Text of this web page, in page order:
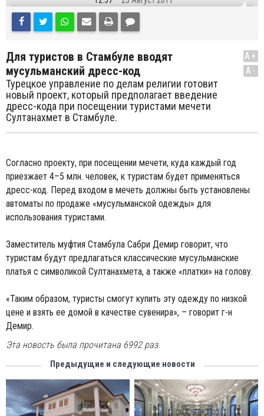
Для туристов в Стамбуле вводят
мусульманский дресс-код
Турецкое управление по делам религии готовит
новый проект, который предполагает введение
дресс-кода при посещении туристами мечети
Султанахмет в Стамбуле.
A+
A-
Согласно проекту, при посещении мечети, куда каждый год
приезжает 4–5 млн. человек, к туристам будет применяться
дресс-код. Перед входом в мечеть должны быть установлены
автоматы по продаже «мусульманской одежды» для
использования туристами.
Заместитель муфтия Стамбула Сабри Демир говорит, что
туристам будут предлагаться классические мусульманские
платья с символикой Султанахмета, а также «платки» на голову.
«Таким образом, туристы смогут купить эту одежду по низкой
цене и взять ее домой в качестве сувенира», – говорит г-н
Демир.
Эта новость была прочитана 6992 раз.
Предыдущие и следующие новости